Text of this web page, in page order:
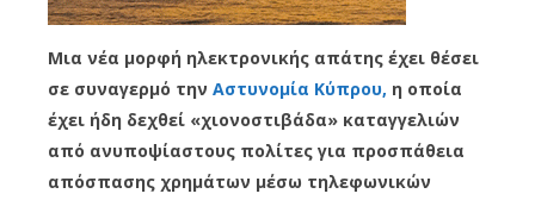
Μια νέα μορφή ηλεκτρονικής απάτης έχει θέσει
σε συναγερμό την Αστυνομία Κύπρου, η οποία
έχει ήδη δεχθεί «χιονοστιβάδα» καταγγελιών
από ανυποψίαστους πολίτες για προσπάθεια
απόσπασης χρημάτων μέσω τηλεφωνικών